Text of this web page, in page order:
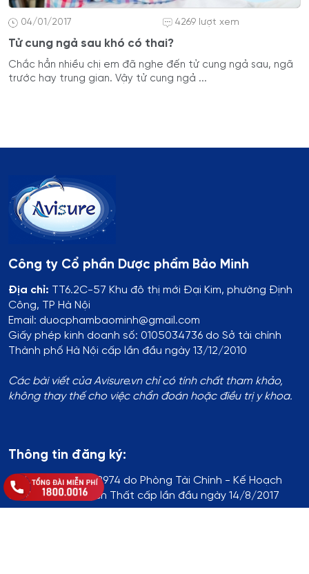
04/01/2017 4269 lượt xem
Tử cung ngả sau khó có thai?
Chắc hẳn nhiều chị em đã nghe đến tử cung ngả sau, ngã
trước hay trung gian. Vậy tử cung ngả ...
Công ty Cổ phần Dược phẩm Bảo Minh
Địa chỉ: TT6.2C-57 Khu đô thị mới Đại Kim, phường Định
Công, TP Hà Nội
Email: duocphambaominh@gmail.com
Giấy phép kinh doanh số: 0105034736 do Sở tài chính
Thành phố Hà Nội cấp lần đầu ngày 13/12/2010
Các bài viết của Avisure.vn chỉ có tính chất tham khảo,
không thay thế cho việc chẩn đoán hoặc điều trị y khoa.
Thông tin đăng ký:
Số ĐKKD:01T8008974 do Phòng Tài Chính - Kế Hoạch
UBND Huyện Thạch Thất cấp lần đầu ngày 14/8/2017